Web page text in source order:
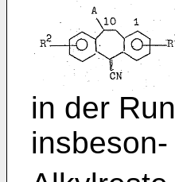
in der
insbeson-